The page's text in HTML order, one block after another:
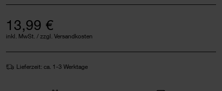
13,99 €
inkl. MwSt. / zzgl. Versandkosten
Lieferzeit: ca. 1-3 Werktage